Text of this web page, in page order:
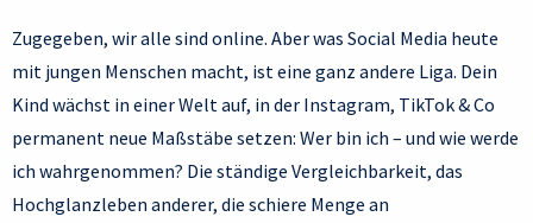
Zugegeben, wir alle sind online. Aber was Social Media heute
mit jungen Menschen macht, ist eine ganz andere Liga. Dein
Kind wächst in einer Welt auf, in der Instagram, TikTok & Co
permanent neue Maßstäbe setzen: Wer bin ich – und wie werde
ich wahrgenommen? Die ständige Vergleichbarkeit, das
Hochglanzleben anderer, die schiere Menge an